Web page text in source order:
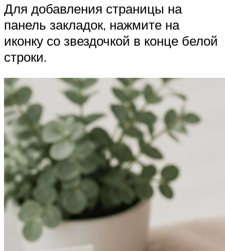
Для добавления страницы на
панель закладок, нажмите на
иконку со звездочкой в конце белой
строки.